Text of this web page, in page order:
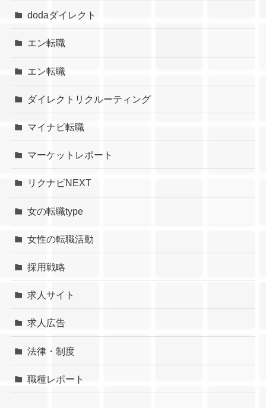
dodaダイレクト
エン転職
エン転職
ダイレクトリクルーティング
マイナビ転職
マーケットレポート
リクナビNEXT
女の転職type
女性の転職活動
採用戦略
求人サイト
求人広告
法律・制度
職種レポート